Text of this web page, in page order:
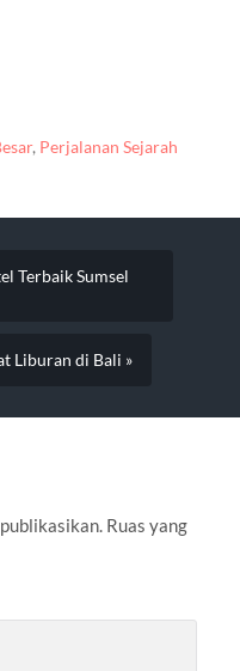
, Perjalanan Sejarah
Terbaik Sumsel
Liburan di Bali »
Ruas yang